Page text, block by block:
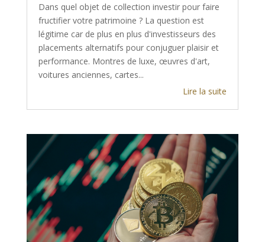
Dans quel objet de collection investir pour faire
fructifier votre patrimoine ? La question est
légitime car de plus en plus d'investisseurs des
placements alternatifs pour conjuguer plaisir et
performance. Montres de luxe, œuvres d'art,
voitures anciennes, cartes...
Lire la suite